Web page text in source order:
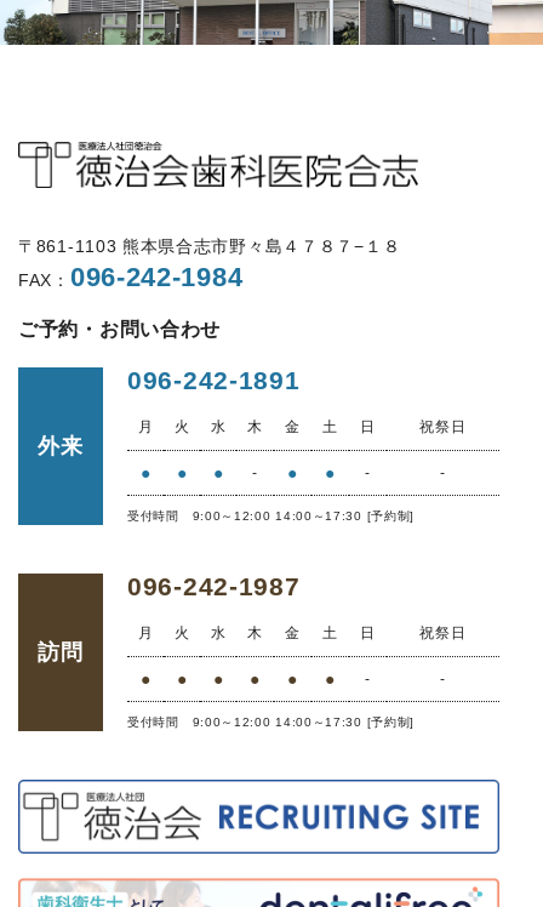
〒861-1103 熊本県合志市野々島４７８７−１８
FAX： 096-242-1984
ご予約・お問い合わせ
外来
096-242-1891
月 火 水 木 金 土 日 祝祭日
● ● ● - ● ● - -
受付時間 9:00～12:00 14:00～17:30 [予約制]
訪問
096-242-1987
月 火 水 木 金 土 日 祝祭日
● ● ● ● ● ● - -
受付時間 9:00～12:00 14:00～17:30 [予約制]